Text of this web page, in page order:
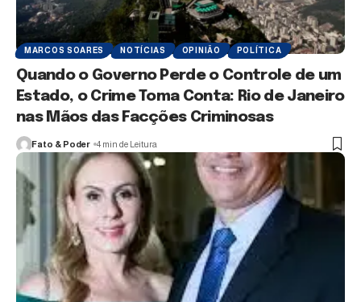
MARCOS SOARES NOTÍCIAS OPINIÃO POLÍTICA
Quando o Governo Perde o Controle de um
Estado, o Crime Toma Conta: Rio de Janeiro
nas Mãos das Facções Criminosas
Fato & Poder 4 min de Leitura